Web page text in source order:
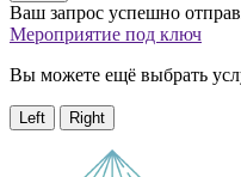
Ваш запрос успешно
Мероприятие под ключ
Вы можете ещё выбрать
Left Right